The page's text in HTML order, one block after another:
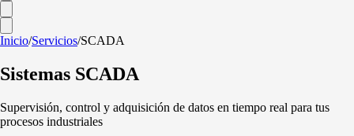
Inicio/Servicios/SCADA
Sistemas SCADA
Supervisión, control y adquisición de datos en tiempo real para tus
procesos industriales